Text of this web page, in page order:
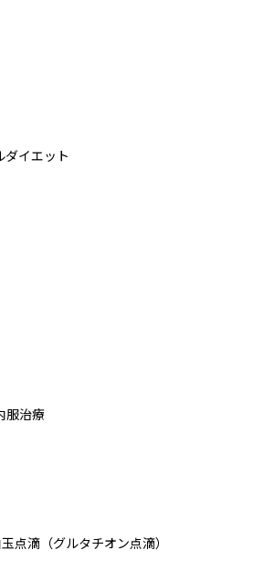
ダイエット
服治療
点滴（グルタチオン点滴）